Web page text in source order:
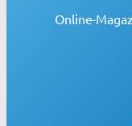
Online-